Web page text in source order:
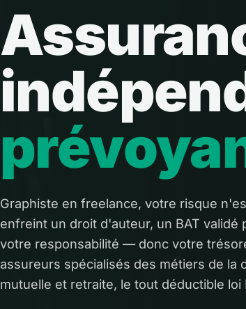
Graphiste en freelance, votre risque
enfreint un droit d'auteur, un BAT
votre responsabilité — donc votre
assureurs spécialisés des métiers de la
mutuelle et retraite, le tout déductible loi